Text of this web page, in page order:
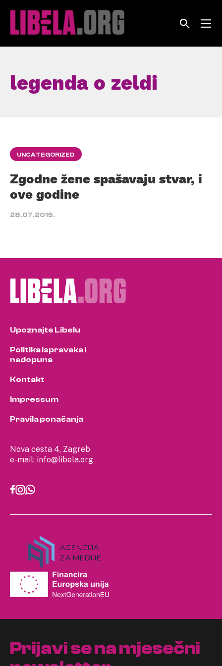
legenda o zeldi
UNCATEGORIZED
Zgodne žene spašavaju stvar, i
ove godine
28.07.2015.
Nova cesta 4, Zagreb
e-mail: info@libela.org
Upoznajte Libelu
Politika ispravaka i
nadopuna
Kontakt
Impressum
Pravila ponašanja
Prijavi se na mjesečni